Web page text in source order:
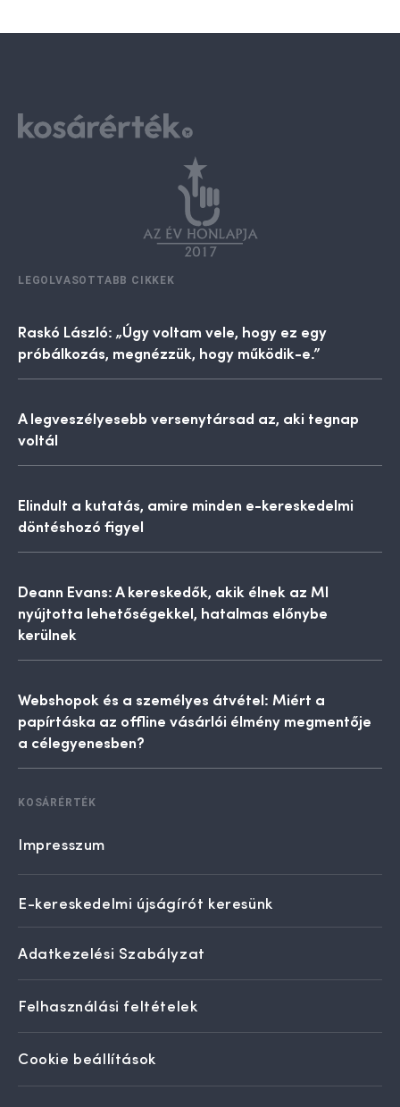
LEGOLVASOTTABB CIKKEK
Raskó László: „Úgy voltam vele, hogy ez egy
próbálkozás, megnézzük, hogy működik-e.”
A legveszélyesebb versenytársad az, aki tegnap
voltál
Elindult a kutatás, amire minden e-kereskedelmi
döntéshozó figyel
Deann Evans: A kereskedők, akik élnek az MI
nyújtotta lehetőségekkel, hatalmas előnybe
kerülnek
Webshopok és a személyes átvétel: Miért a
papírtáska az offline vásárlói élmény megmentője
a célegyenesben?
KOSÁRÉRTÉK
Impresszum
E-kereskedelmi újságírót keresünk
Adatkezelési Szabályzat
Felhasználási feltételek
Cookie beállítások